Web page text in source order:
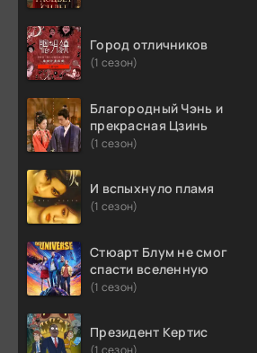
Город отличников
(1 сезон)
Благородный Чэнь и
прекрасная Цзинь
(1 сезон)
И вспыхнуло пламя
(1 сезон)
Стюарт Блум не смог
спасти вселенную
(1 сезон)
Президент Кертис